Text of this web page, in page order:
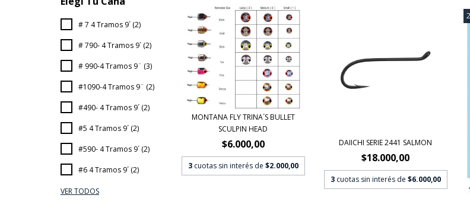
# 7 4 Tramos 9´ (2)
# 790- 4 Tramos 9´ (2)
# 990-4 Tramos 9¨ (3)
#1090-4 Tramos 9¨ (2)
#490- 4 Tramos 9´ (2)
#5 4 Tramos 9´ (2)
#590- 4 Tramos 9´ (2)
#6 4 Tramos 9´ (2)
VER TODOS
MONTANA FLY TRINA´S BULLET
SCULPIN HEAD
$6.000,00
3 cuotas sin interés de $2.000,00
DAIICHI SERIE 2441 SALMON
$18.000,00
3 cuotas sin interés de $6.000,00